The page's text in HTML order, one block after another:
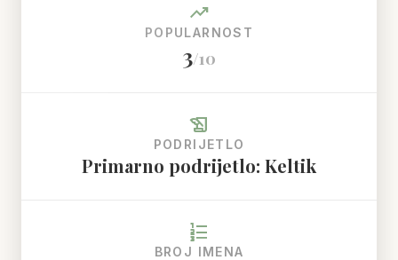
trending_up
POPULARNOST
3/10
history_edu
PODRIJETLO
Primarno podrijetlo: Keltik
format_list_numbered
BROJ IMENA